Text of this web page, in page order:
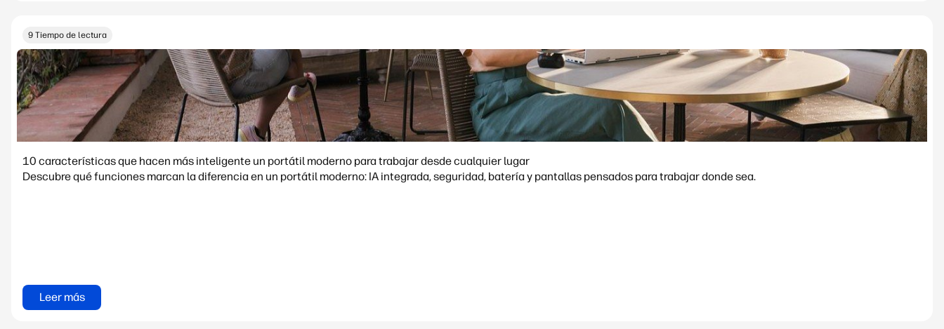
9 Tiempo de lectura
10 características que hacen más inteligente un portátil moderno para trabajar desde cualquier lugar
Descubre qué funciones marcan la diferencia en un portátil moderno: IA integrada, seguridad, batería y pantallas pensados para trabajar donde sea.
Leer más